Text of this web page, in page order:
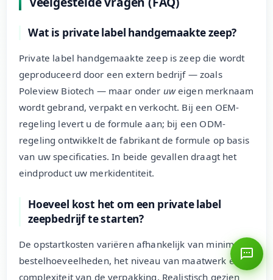
Wat is private label handgemaakte zeep?
Private label handgemaakte zeep is zeep die wordt
geproduceerd door een extern bedrijf — zoals
Poleview Biotech — maar onder uweigen merknaam
wordt gebrand, verpakt en verkocht. Bij een OEM-
regeling levert u de formule aan; bij een ODM-
regeling ontwikkelt de fabrikant de formule op basis
van uw specificaties. In beide gevallen draagt het
eindproduct uw merkidentiteit.
Hoeveel kost het om een private label
zeepbedrijf te starten?
De opstartkosten variëren afhankelijk van minimale
bestelhoeveelheden, het niveau van maatwerk en de
complexiteit van de verpakking. Realistisch gezien